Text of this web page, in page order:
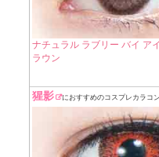
ナチュラル ラブリー バイ ア
ラウン
猩影 におすすめのコスプレカラコン